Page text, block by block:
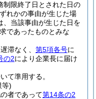
制限終了日とされた日の
れかの事由が生じた場
、当該事由が生じた日を
であったものとみな
滞なく、 第5項各号に
の2により企業長に届け
て準用する。
等)
者であって第14条の2